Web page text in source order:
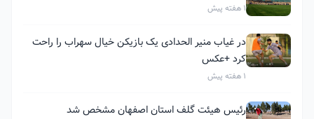
1 هفته پیش
در غیاب منیر الحدادی یک بازیکن خیال سهراب را راحت
کرد +عکس
1 هفته پیش
رئیس هیئت گلف استان اصفهان مشخص شد